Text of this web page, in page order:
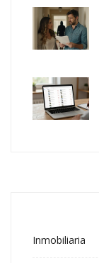
Inmobiliaria